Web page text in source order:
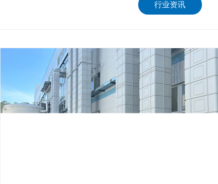
行业资讯